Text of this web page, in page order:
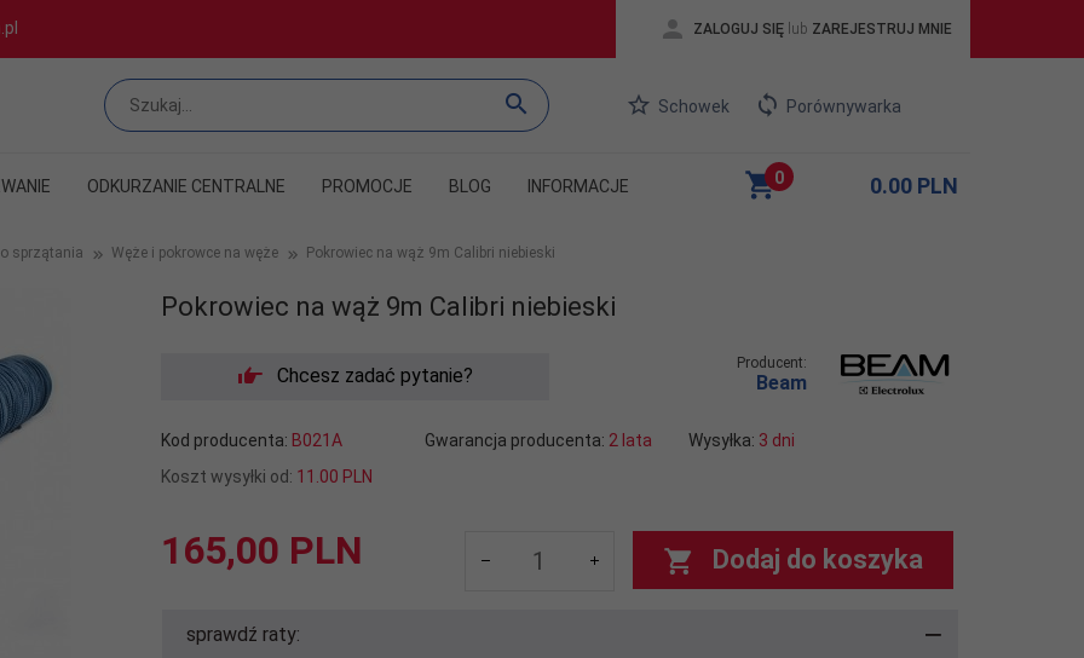
ZALOGUJ SIĘ lub ZAREJESTRUJ MNIE
Schowek Porównywarka
ODKURZANIE CENTRALNE PROMOCJE BLOG INFORMACJE 0 0.00PLN
sprzątania Węże i pokrowce na węże Pokrowiec na wąż 9m Calibri niebieski
Pokrowiec na wąż 9m Calibri niebieski
Chcesz zadać pytanie?
Producent:
Beam
Kod producenta: B021A Gwarancja producenta: 2 lata Wysyłka: 3 dni
Koszt wysyłki od: 11.00 PLN
165,00 PLN Dodaj do koszyka
sprawdź raty: